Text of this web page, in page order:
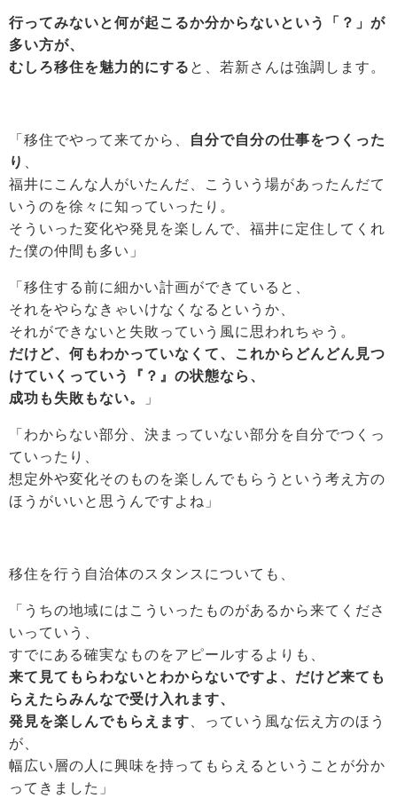
行ってみないと何が起こるか分からないという「？」が
多い方が、
むしろ移住を魅力的にする と、若新さんは強調します。
「移住でやって来てから、
自分で自分の仕事をつくった
り 、
福井にこんな人がいたんだ、こういう場があったんだて
いうのを徐々に知っていったり。
そういった変化や発見を楽しんで、福井に定住してくれ
た僕の仲間も多い」
「移住する前に細かい計画ができていると、
それをやらなきゃいけなくなるというか、
それができないと失敗っていう風に思われちゃう。
だけど、何もわかっていなくて、これからどんどん見つ
けていくっていう『？』の状態なら、
成功も失敗もない。
」
「わからない部分、決まっていない部分を自分でつくっ
ていったり、
想定外や変化そのものを楽しんでもらうという考え方の
ほうがいいと思うんですよね」
移住を行う自治体のスタンスについても、
「うちの地域にはこういったものがあるから来てくださ
いっていう、
すでにある確実なものをアピールするよりも、
来て見てもらわないとわからないですよ、だけど来ても
らえたらみんなで受け入れます、
発見を楽しんでもらえます、っていう風な伝え方のほう
が、
幅広い層の人に興味を持ってもらえるということが分か
ってきました」